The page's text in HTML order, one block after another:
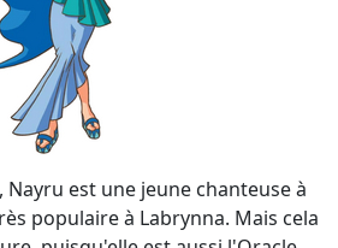
Nayru est une jeune chanteuse à
populaire à Labrynna. Mais cela